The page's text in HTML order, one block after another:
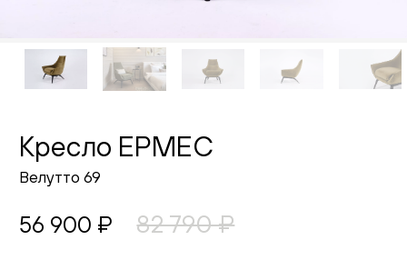
Живопись
Комоды
Пуфы и банкетки
Кресло ЕРМЕС
Велутто 69
56 900 ₽ 82 790 ₽